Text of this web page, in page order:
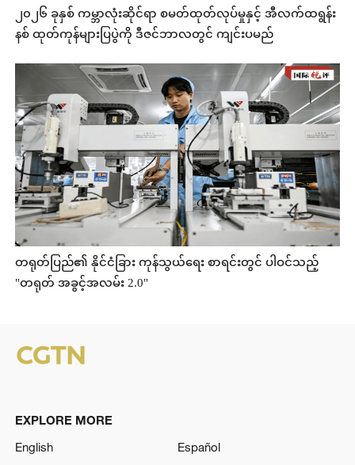
၂၀၂၆ ခုနှစ် ကမ္ဘာလုံးဆိုင်ရာ စမတ်ထုတ်လုပ်မှုနှင့် အီလက်ထရွန်း
နစ် ထုတ်ကုန်များပြပွဲကို ဒီဇင်ဘာလတွင် ကျင်းပမည်
တရုတ်ပြည်၏ နိုင်ငံခြား ကုန်သွယ်ရေး စာရင်းတွင် ပါဝင်သည့်
"တရုတ် အခွင့်အလမ်း 2.0"
EXPLORE MORE
English
Español